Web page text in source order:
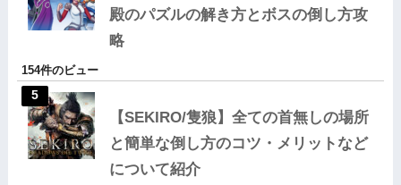
殿のパズルの解き方とボスの倒し方攻
略
154件のビュー
【SEKIRO/隻狼】全ての首無しの場所
と簡単な倒し方のコツ・メリットなど
について紹介